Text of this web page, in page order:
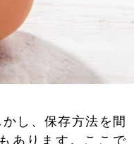
し、保存方法を間
あります。ここで